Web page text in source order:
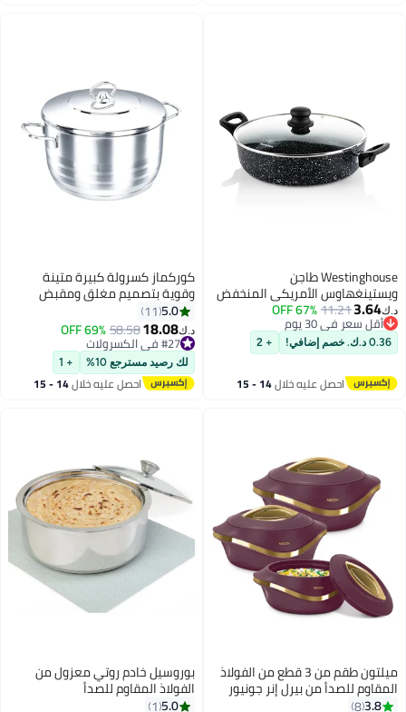
Westinghouse طاجن
ويستينغهاوس الأمريكي المنخفض
مع غطاء 24 سم - ألمنيوم مضغوط،
رخام أسود، أواني طهي خفيفة
الوزن للطهي الصحي، أواني طهي
غير لاصقة، متينة وسهلة التنظيف
د.ك‏3.64
11.21
67% OFF
أقل سعر في 30 يوم
أقل سعر في 30 يوم
0.36 د.ك. خصم إضافي! + 2
احصل عليه خلال 14 - 15
كوركماز كسرولة كبيرة متينة
وقوية بتصميم مغلق ومقبض
بملمس رائع مع غطاء فضي
26x15سم
5.0
11
د.ك‏18.08
58.58
69% OFF
#27 في الكسرولات
#27 في الكسرولات
لك رصيد مسترجع 10% + 1
احصل عليه خلال 14 - 15
ميلتون طقم من 3 قطع من الفولاذ
المقاوم للصدأ من بيرل إنر جونيور
(860 مل، 1.27 لتر، 1.96 لتر)، عنابي 3.8
8
بوروسيل خادم روتي معزول من
الفولاذ المقاوم للصدأ
Sf2500Glrs12
5.0
1